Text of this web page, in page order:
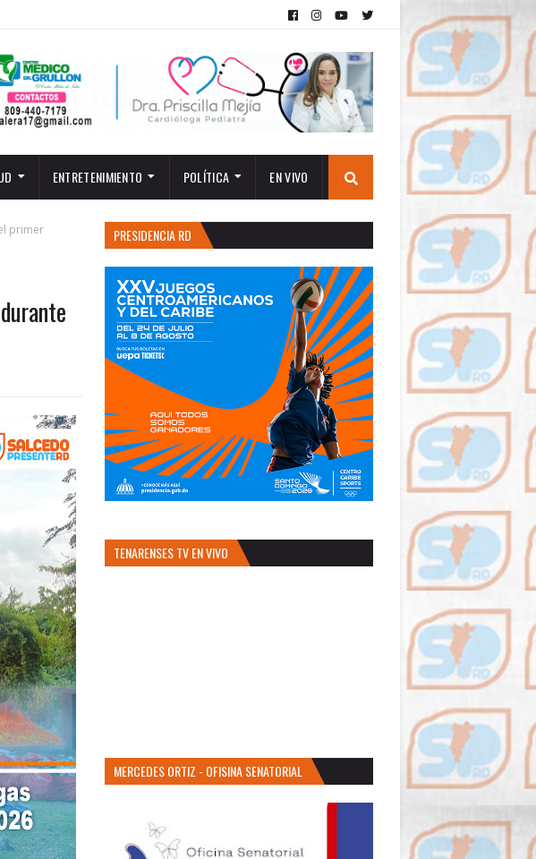
ENTRETENIMIENTO POLÍTICA EN VIVO
primer
PRESIDENCIA RD
TENARENSES TV EN VIVO
MERCEDES ORTIZ - OFISINA SENATORIAL